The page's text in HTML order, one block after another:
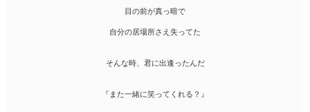
目の前が真っ暗で
自分の居場所さえ失ってた
そんな時、君に出逢ったんだ
『また一緒に笑ってくれる？』